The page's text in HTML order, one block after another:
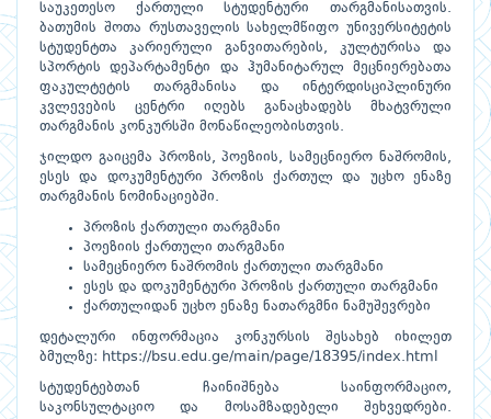
საუკეთესო ქართული სტუდენტური თარგმანისათვის.
ბათუმის შოთა რუსთაველის სახელმწიფო უნივერსიტეტის
სტუდენტთა კარიერული განვითარების, კულტურისა და
სპორტის დეპარტამენტი და ჰუმანიტარულ მეცნიერებათა
ფაკულტეტის თარგმანისა და ინტერდისციპლინური
კვლევების ცენტრი იღებს განაცხადებს მხატვრული
თარგმანის კონკურსში მონაწილეობისთვის.
ჯილდო გაიცემა პროზის, პოეზიის, სამეცნიერო ნაშრომის,
ესეს და დოკუმენტური პროზის ქართულ და უცხო ენაზე
თარგმანის ნომინაციებში.
პროზის ქართული თარგმანი
პოეზიის ქართული თარგმანი
სამეცნიერო ნაშრომის ქართული თარგმანი
ესეს და დოკუმენტური პროზის ქართული თარგმანი
ქართულიდან უცხო ენაზე ნათარგმნი ნამუშევრები
დეტალური ინფორმაცია კონკურსის შესახებ იხილეთ
ბმულზე: https://bsu.edu.ge/main/page/18395/index.html
სტუდენტებთან ჩაინიშნება საინფორმაციო,
საკონსულტაციო და მოსამზადებელი შეხვედრები.